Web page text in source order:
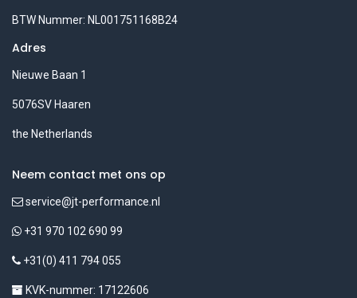
BTW Nummer: NL001751168B24
Adres
Nieuwe Baan 1
5076SV Haaren
the Netherlands
Neem contact met ons op
service@jt-performance.nl
+31 970 102 690 99
+31(0) 411 794 055
KVK-nummer: 17122606